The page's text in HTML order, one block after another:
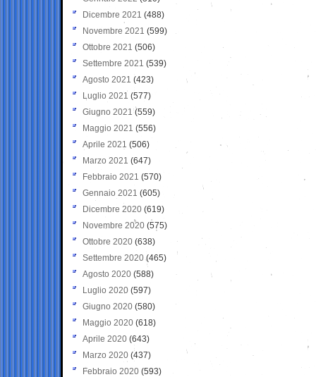
Dicembre 2021 (488)
Novembre 2021 (599)
Ottobre 2021 (506)
Settembre 2021 (539)
Agosto 2021 (423)
Luglio 2021 (577)
Giugno 2021(559)
Maggio 2021 (556)
Aprile 2021 (506)
Marzo 2021 (647)
Febbraio 2021 (570)
Gennaio 2021 (605)
Dicembre 2020 (619)
Novembre 2020 (575)
Ottobre 2020 (638)
Settembre 2020(465)
Agosto 2020 (588)
Luglio 2020 (597)
Giugno 2020 (580)
Maggio 2020 (618)
Aprile 2020 (643)
Marzo 2020 (437)
Febbraio 2020 (593)